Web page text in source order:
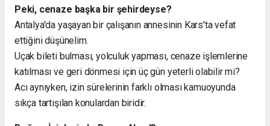
Peki, cenaze başka bir şehirdeyse?
Antalya'da yaşayan bir çalışanın annesinin Kars'ta vefat
ettiğini düşünelim.
Uçak bileti bulması, yolculuk yapması, cenaze işlemlerine
katılması ve geri dönmesi için üç gün yeterli olabilir mi?
Acı aynıyken, izin sürelerinin farklı olması kamuoyunda
sıkça tartışılan konulardan biridir.